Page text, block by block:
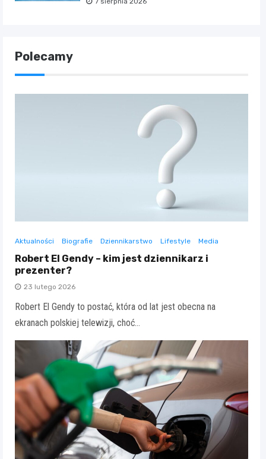
Polecamy
Aktualności Biografie Dziennikarstwo Lifestyle Media
Robert El Gendy – kim jest dziennikarz i
prezenter?
23 lutego 2026
Robert El Gendy to postać, która od lat jest obecna na
ekranach polskiej telewizji, choć…